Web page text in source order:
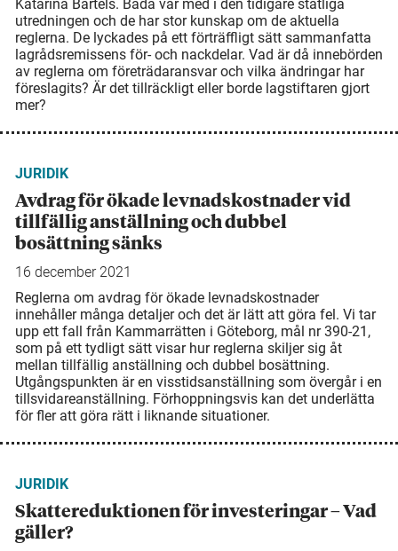
Katarina Bartels. Båda var med i den tidigare statliga
utredningen och de har stor kunskap om de aktuella
reglerna. De lyckades på ett förträffligt sätt sammanfatta
lagrådsremissens för- och nackdelar. Vad är då innebörden
av reglerna om företrädaransvar och vilka ändringar har
föreslagits? Är det tillräckligt eller borde lagstiftaren gjort
mer?
JURIDIK
Avdrag för ökade levnads­kostnader vid
tillfällig anställning och dubbel
bosättning sänks
16 december 2021
Reglerna om avdrag för ökade levnadskostnader
innehåller många detaljer och det är lätt att göra fel. Vi tar
upp ett fall från Kammarrätten i Göteborg, mål nr 390-21,
som på ett tydligt sätt visar hur reglerna skiljer sig åt
mellan tillfällig anställning och dubbel bo­sättning.
Utgångspunkten är en visstidsanställning som övergår i en
tillsvidare­anställning. Förhoppningsvis kan det underlätta
för fler att göra rätt i liknande situationer.
JURIDIK
Skattereduktionen för investeringar – Vad
gäller?